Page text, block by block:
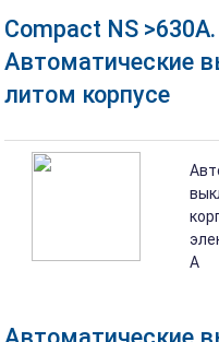
Compact NS >630A.
Автоматические
литом корпусе
A